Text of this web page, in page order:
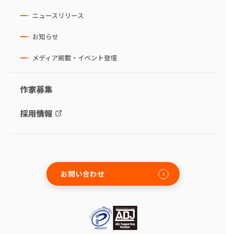
ニュースリリース
お知らせ
メディア掲載・イベント登壇
作家募集
採用情報
お問い合わせ